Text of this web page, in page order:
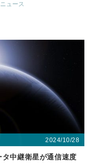
ュース
2024/10/28
中継衛星が通信速度